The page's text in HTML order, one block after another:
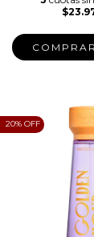
COMPRAR
20% OFF